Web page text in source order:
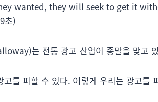
wanted, they will seek to get it
초)
는 전통 광고 산업이 종말을 맞고
를 피할 수 있다. 이렇게 우리는 광고를